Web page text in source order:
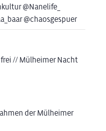
@Nanelife_
@chaosgespuer
// Mülheimer Nacht
der Mülheimer